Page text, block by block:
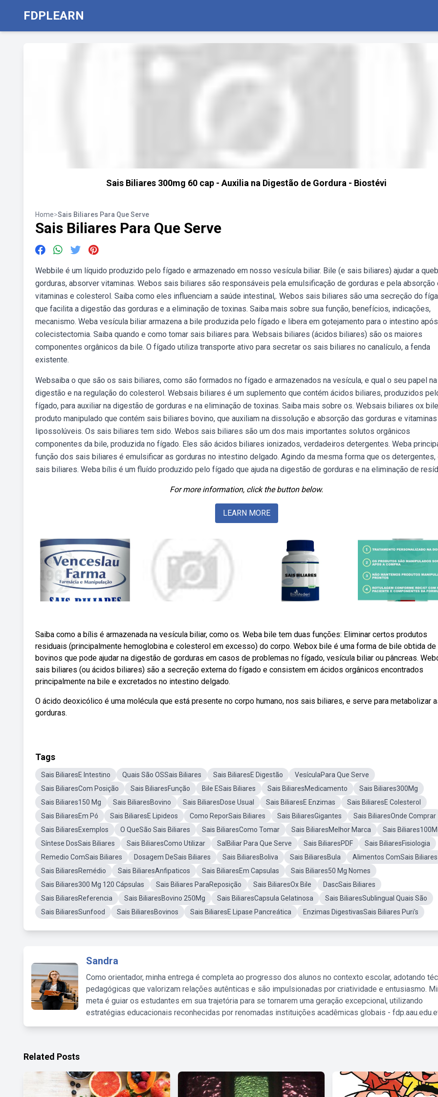
FDPLEARN
Sais Biliares 300mg 60 cap - Auxilia na Digestão de Gordura - Biostévi
Home>Sais Biliares Para Que Serve
Sais Biliares Para Que Serve
Webbile é um líquido produzido pelo fígado e armazenado em nosso vesícula biliar. Bile (e sais biliares) ajudar a
gorduras, absorver vitaminas. Webos sais biliares são responsáveis pela emulsificação de gorduras e pela absorção
vitaminas e colesterol. Saiba como eles influenciam a saúde intestinal,. Webos sais biliares são uma secreção do
que facilita a digestão das gorduras e a eliminação de toxinas. Saiba mais sobre sua função, benefícios, indicações,
mecanismo. Weba vesícula biliar armazena a bile produzida pelo fígado e libera em gotejamento para o intestino
colecistectomia. Saiba quando e como tomar sais biliares para. Websais biliares (ácidos biliares) são os maiores
componentes orgânicos da bile. O fígado utiliza transporte ativo para secretar os sais biliares no canalículo, a fenda
existente.
Websaiba o que são os sais biliares, como são formados no fígado e armazenados na vesícula, e qual o seu papel na
digestão e na regulação do colesterol. Websais biliares é um suplemento que contém ácidos biliares, produzidos
fígado, para auxiliar na digestão de gorduras e na eliminação de toxinas. Saiba mais sobre os. Websais biliares ox
produto manipulado que contém sais biliares bovino, que auxiliam na dissolução e absorção das gorduras e vitaminas
lipossolúveis. Os sais biliares tem sido. Webos sais biliares são um dos mais importantes solutos orgânicos
componentes da bile, produzida no fígado. Eles são ácidos biliares ionizados, verdadeiros detergentes. Weba
função dos sais biliares é emulsificar as gorduras no intestino delgado. Agindo da mesma forma que os detergentes,
sais biliares. Weba bílis é um fluído produzido pelo fígado que ajuda na digestão de gorduras e na eliminação de
For more information, click the button below.
LEARN MORE
Saiba como a bílis é armazenada na vesícula biliar, como os. Weba bile tem duas funções: Eliminar certos produtos
residuais (principalmente hemoglobina e colesterol em excesso) do corpo. Webox bile é uma forma de bile obtida de
bovinos que pode ajudar na digestão de gorduras em casos de problemas no fígado, vesícula biliar ou pâncreas.
sais biliares (ou ácidos biliares) são a secreção externa do fígado e consistem em ácidos orgânicos encontrados
principalmente na bile e excretados no intestino delgado.
O ácido deoxicólico é uma molécula que está presente no corpo humano, nos sais biliares, e serve para metabolizar
gorduras.
Tags
Sais BiliaresE Intestino Quais São OSSais Biliares Sais BiliaresE Digestão
VesículaPara Que Serve
Sais BiliaresCom Posição
Sais BiliaresFunção Bile ESais Biliares Sais BiliaresMedicamento
Sais Biliares300Mg
Sais Biliares150 Mg
Sais BiliaresBovino Sais BiliaresDose Usual Sais BiliaresE Enzimas
Sais BiliaresE Colesterol
Sais BiliaresEm Pó
Sais BiliaresE Lipideos Como ReporSais Biliares Sais BiliaresGigantes
Sais BiliaresOnde Comprar
Sais BiliaresExemplos
O QueSão Sais Biliares Sais BiliaresComo Tomar Sais BiliaresMelhor Marca
Sais
Síntese DosSais Biliares
Sais BiliaresComo Utilizar SalBiliar Para Que Serve Sais BiliaresPDF
Sais BiliaresFisiologia
Remedio ComSais Biliares
Dosagem DeSais Biliares Sais BiliaresBoliva Sais BiliaresBula
Alimentos ComSais Biliares
Sais BiliaresRemédio
Sais BiliaresAnfipaticos Sais BiliaresEm Capsulas
Sais Biliares50 Mg Nomes
Sais Biliares300 Mg 120 Cápsulas
Sais Biliares ParaReposição Sais BiliaresOx Bile
DascSais Biliares
Sais BiliaresReferencia
Sais BiliaresBovino 250Mg Sais BiliaresCapsula Gelatinosa
Sais BiliaresSublingual Quais São
Sais BiliaresSunfood
Sais BiliaresBovinos Sais BiliaresE Lipase Pancreática Enzimas DigestivasSais Biliares Puri's
Sandra
Como orientador, minha entrega é completa ao progresso dos alunos no contexto escolar, adotando
pedagógicas que valorizam relações autênticas e são impulsionadas por criatividade e entusiasmo.
meta é guiar os estudantes em sua trajetória para se tornarem uma geração excepcional, utilizando
estratégias educacionais reconhecidas por renomadas instituições acadêmicas globais -
Related Posts